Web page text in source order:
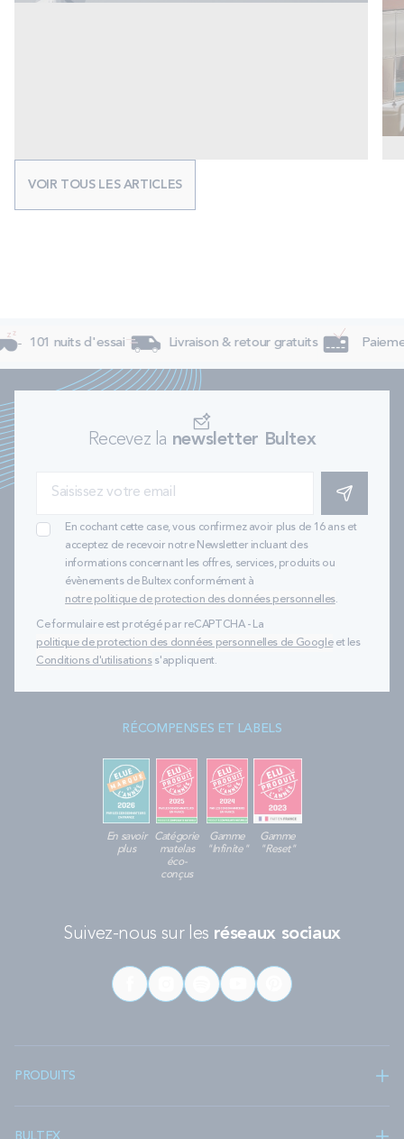
VOIR TOUS LES ARTICLES
101 nuits d'essai Livraison & retour gratuits
Recevez la newsletter Bultex
S'INSCRIRE
En cochant cette case, vous confirmez avoir plus de 16 ans et
acceptez de recevoir notre Newsletter incluant des
informations concernant les offres, services, produits ou
évènements de Bultex conformément à
notre politique de protection des données personnelles.
Ce formulaire est protégé par reCAPTCHA - La
politique de protection des données personnelles de Googleet les
Conditions d'utilisationss'appliquent.
RÉCOMPENSES ET LABELS
En savoir
plus
Catégorie
matelas
éco-
conçus
Gamme
"Infinite"
Gamme
"Reset"
Suivez-nous sur les réseaux sociaux
PRODUITS
BULTEX